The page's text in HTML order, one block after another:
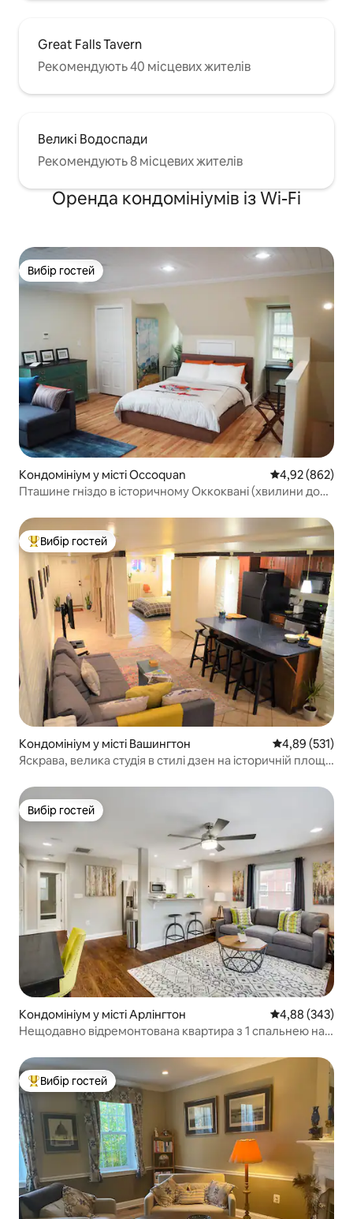
Great Falls Tavern
Рекомендують 40 місцевих жителів
Великі Водоспади
Рекомендують 8 місцевих жителів
Оренда кондомініумів із Wi-Fi
Вибір гостей
Вибір гостей
Кондомініум у місті Occoquan Середня
4,92 (862)
Пташине гніздо в історичному Оккоквані (хвилини до
Топ вибір гостей
Вибір гостей
Кондомініум у місті Вашингтон Середня
4,89 (531)
Яскрава, велика студія в стилі дзен на історичній площі
Вибір гостей
Вибір гостей
Кондомініум у місті Арлінгтон Середня
4,88 (343)
Нещодавно відремонтована квартира з 1 спальнею на
Топ вибір гостей
Вибір гостей